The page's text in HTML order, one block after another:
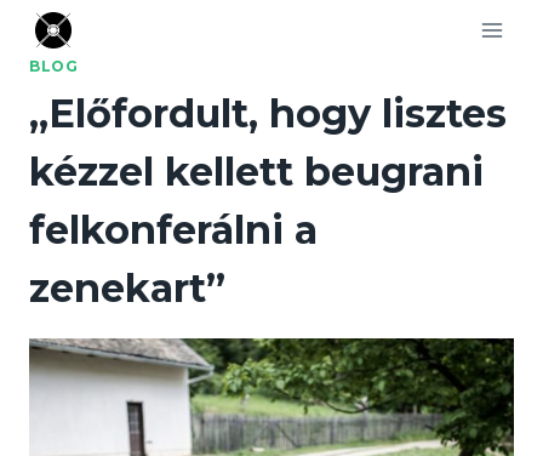
Skip
BLOG
„Előfordult, hogy lisztes
kézzel kellett beugrani
felkonferálni a
zenekart”